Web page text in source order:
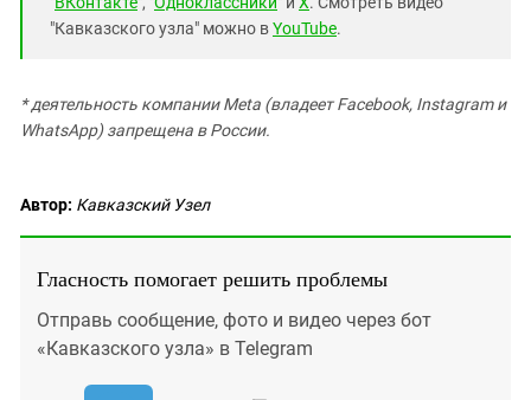
"Кавказского узла" можно вYouTube.
* деятельность компании Meta (владеет Facebook, Instagram и
WhatsApp) запрещена в России.
Автор: Кавказский Узел
Гласность помогает решить проблемы
Отправь сообщение, фото и видео через бот
«Кавказского узла» в Telegram